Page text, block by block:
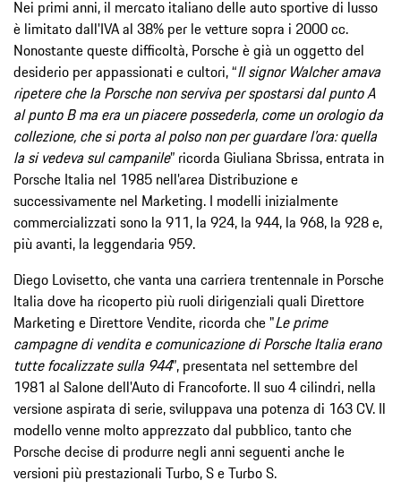
Nei primi anni, il mercato italiano delle auto sportive di lusso
è limitato dall'IVA al 38% per le vetture sopra i 2000 cc.
Nonostante queste difficoltà, Porsche è già un oggetto del
desiderio per appassionati e cultori, “Il signor Walcher amava
ripetere che la Porsche non serviva per spostarsi dal punto A
al punto B ma era un piacere possederla, come un orologio da
collezione, che si porta al polso non per guardare l’ora: quella
la si vedeva sul campanile” ricorda Giuliana Sbrissa, entrata in
Porsche Italia nel 1985 nell’area Distribuzione e
successivamente nel Marketing. I modelli inizialmente
commercializzati sono la 911, la 924, la 944, la 968, la 928 e,
più avanti, la leggendaria 959.
Diego Lovisetto, che vanta una carriera trentennale in Porsche
Italia dove ha ricoperto più ruoli dirigenziali quali Direttore
Marketing e Direttore Vendite, ricorda che "Le prime
campagne di vendita e comunicazione di Porsche Italia erano
tutte focalizzate sulla 944”, presentata nel settembre del
1981 al Salone dell'Auto di Francoforte. Il suo 4 cilindri, nella
versione aspirata di serie, sviluppava una potenza di 163 CV. Il
modello venne molto apprezzato dal pubblico, tanto che
Porsche decise di produrre negli anni seguenti anche le
versioni più prestazionali Turbo, S e Turbo S.